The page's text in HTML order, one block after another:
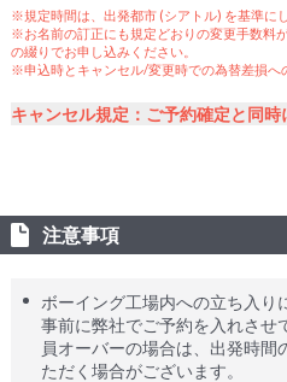
※規定時間は、出発都市 (シアトル) を基準に
※お名前の訂正にも規定どおりの変更手数料
の綴りでお申し込みください。
※申込時とキャンセル/変更時での為替差損へ
キャンセル規定：ご予約確定と同
注意事項
ボーイング工場内への立ち入り
事前に弊社でご予約を入れさせ
員オーバーの場合は、出発時間
ただく場合がございます。